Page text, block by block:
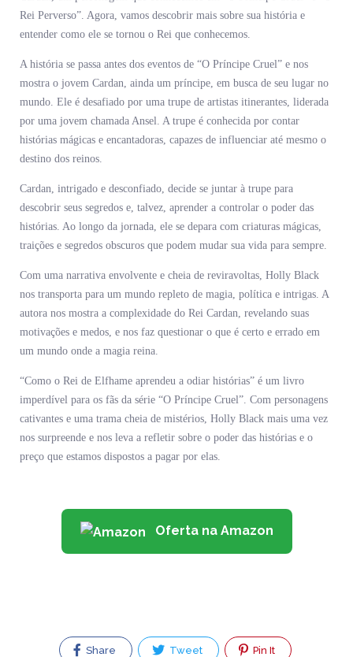
Rei Perverso”. Agora, vamos descobrir mais sobre sua história e
entender como ele se tornou o Rei que conhecemos.
A história se passa antes dos eventos de “O Príncipe Cruel” e nos
mostra o jovem Cardan, ainda um príncipe, em busca de seu lugar no
mundo. Ele é desafiado por uma trupe de artistas itinerantes, liderada
por uma jovem chamada Ansel. A trupe é conhecida por contar
histórias mágicas e encantadoras, capazes de influenciar até mesmo o
destino dos reinos.
Cardan, intrigado e desconfiado, decide se juntar à trupe para
descobrir seus segredos e, talvez, aprender a controlar o poder das
histórias. Ao longo da jornada, ele se depara com criaturas mágicas,
traições e segredos obscuros que podem mudar sua vida para sempre.
Com uma narrativa envolvente e cheia de reviravoltas, Holly Black
nos transporta para um mundo repleto de magia, política e intrigas. A
autora nos mostra a complexidade do Rei Cardan, revelando suas
motivações e medos, e nos faz questionar o que é certo e errado em
um mundo onde a magia reina.
“Como o Rei de Elfhame aprendeu a odiar histórias” é um livro
imperdível para os fãs da série “O Príncipe Cruel”. Com personagens
cativantes e uma trama cheia de mistérios, Holly Black mais uma vez
nos surpreende e nos leva a refletir sobre o poder das histórias e o
preço que estamos dispostos a pagar por elas.
Oferta na Amazon
Share Tweet Pin It